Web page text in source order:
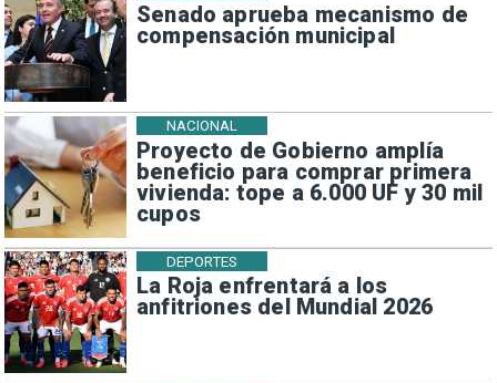
Senado aprueba mecanismo de
compensación municipal
Proyecto de Gobierno amplía
beneficio para comprar primera
vivienda: tope a 6.000 UF y 30 mil
cupos
NACIONAL
La Roja enfrentará a los
anfitriones del Mundial 2026
DEPORTES